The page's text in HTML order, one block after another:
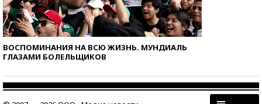
ВОСПОМИНАНИЯ НА ВСЮ ЖИЗНЬ. МУНДИАЛЬ
ГЛАЗАМИ БОЛЕЛЬЩИКОВ